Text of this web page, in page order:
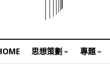
思想策劃 專題